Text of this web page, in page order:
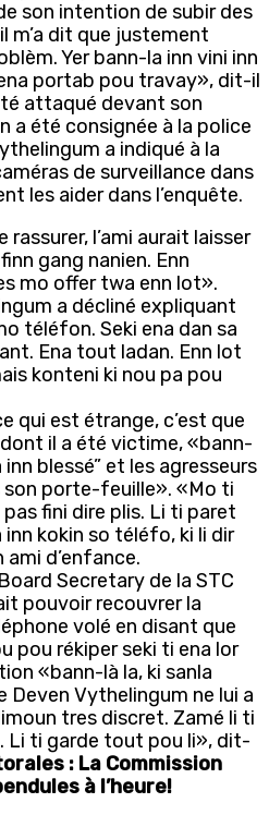
son intention de subir des
m’a dit que justement
Yer bann-la inn vini inn
portab pou travay», dit-il
attaqué devant son
a été consignée à la police
a indiqué à la
de surveillance dans
les aider dans l’enquête.
l’ami aurait laisser
gang nanien. Enn
mo offer twa enn lot».
a décliné expliquant
téléfon. Seki ena dan sa
Ena tout ladan. Enn lot
konteni ki nou pa pou
qui est étrange, c’est que
il a été victime, «bann-
blessé” et les agresseurs
porte-feuille». «Mo ti
fini dire plis. Li ti paret
kokin so téléfo, ki li dir
d’enfance.
Secretary de la STC
pouvoir recouvrer la
volé en disant que
pou rékiper seki ti ena lor
«bann-là la, ki sanla
Deven Vythelingum ne lui a
tres discret. Zamé li ti
Li ti garde tout pou li», dit-
: La Commission
à l’heure!